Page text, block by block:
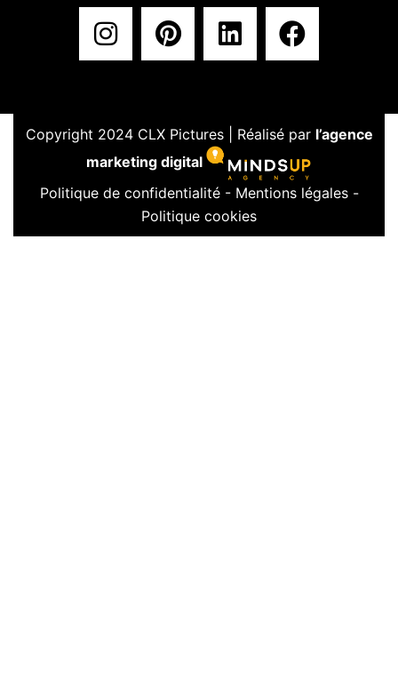
Copyright 2024 CLX Pictures | Réalisé par l’agence
marketing digital
Politique de confidentialité - Mentions légales -
Politique cookies